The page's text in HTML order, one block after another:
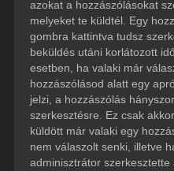
azokat a hozzászólásokat
melyeket te küldtél. Egy
gombra kattintva tudsz
beküldés utáni korlátozott
esetben, ha valaki már
hozzászólásod alatt egy
jelzi, a hozzászólás
szerkesztésre. Ez csak
küldött már valaki egy
nem válaszolt senki, illetve
adminisztrátor